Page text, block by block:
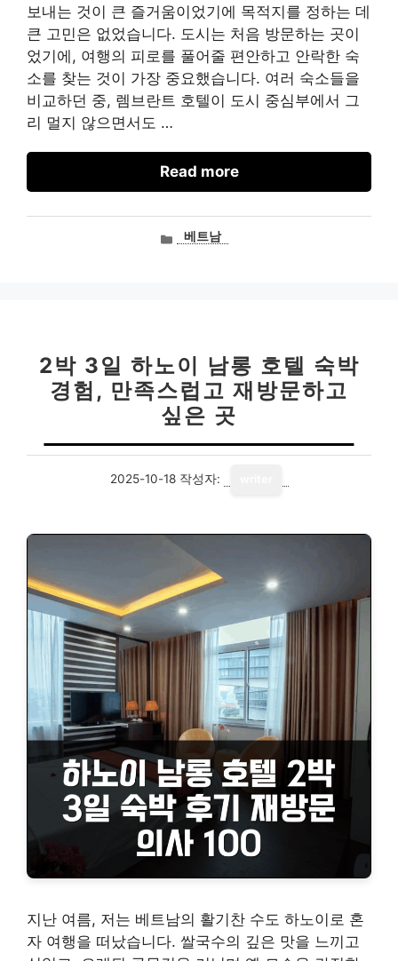
보내는 것이 큰 즐거움이었기에 목적지를 정하는 데
큰 고민은 없었습니다. 도시는 처음 방문하는 곳이
었기에, 여행의 피로를 풀어줄 편안하고 안락한 숙
소를 찾는 것이 가장 중요했습니다. 여러 숙소들을
비교하던 중, 렘브란트 호텔이 도시 중심부에서 그
리 멀지 않으면서도 …
Read more
카베트남
2박 3일 하노이 남롱 호텔 숙박
경험, 만족스럽고 재방문하고
싶은 곳
2025-10-18 작성자:
지난 여름, 저는 베트남의 활기찬 수도 하노이로 혼
자 여행을 떠났습니다. 쌀국수의 깊은 맛을 느끼고